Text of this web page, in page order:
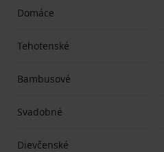
Domáce
Tehotenské
Bambusové
Svadobné
Dievčenské